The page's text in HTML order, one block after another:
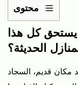
محتوى
1
لماذا
لا
السجاد
يستحق كل هذا
الحديثة؟
مكان قديم، السجاد